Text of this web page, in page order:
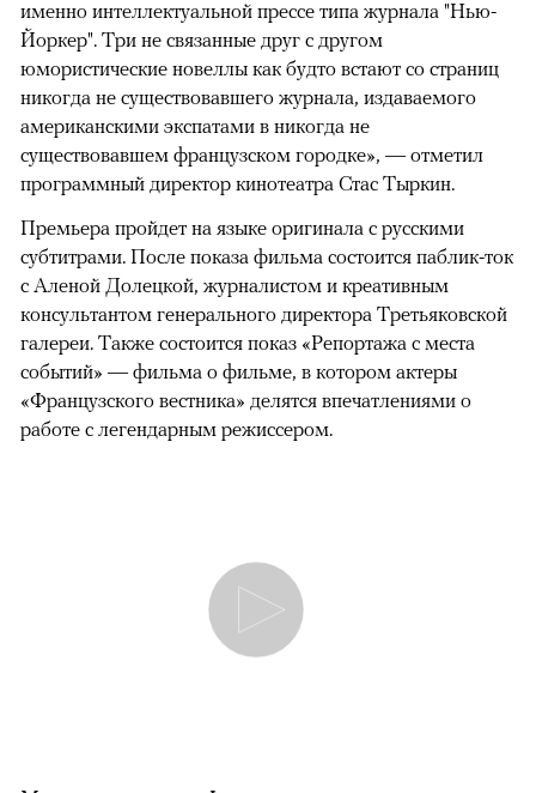
именно интеллектуальной прессе типа журнала "Нью-
Йоркер". Три не связанные друг с другом
юмористические новеллы как будто встают со страниц
никогда не существовавшего журнала, издаваемого
американскими экспатами в никогда не
существовавшем французском городке», — отметил
программный директор кинотеатра Стас Тыркин.
Премьера пройдет на языке оригинала с русскими
субтитрами. После показа фильма состоится паблик-ток
с Аленой Долецкой, журналистом и креативным
консультантом генерального директора Третьяковской
галереи. Также состоится показ «Репортажа с места
событий» — фильма о фильме, в котором актеры
«Французского вестника» делятся впечатлениями о
работе с легендарным режиссером.